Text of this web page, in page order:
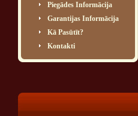
Piegādes Informācija
Garantijas Informācija
Kā Pasūtīt?
Kontakti